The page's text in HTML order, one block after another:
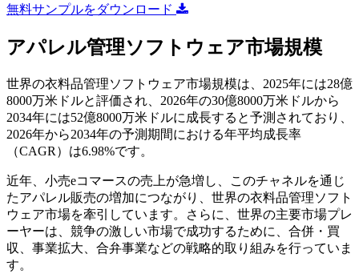
無料サンプルをダウンロード
アパレル管理ソフトウェア市場規模
世界の衣料品管理ソフトウェア市場規模は、2025年には28億
8000万米ドルと評価され、2026年の30億8000万米ドルから
2034年には52億8000万米ドルに成長すると予測されており、
2026年から2034年の予測期間における年平均成長率
（CAGR）は6.98%です。
近年、小売eコマースの売上が急増し、このチャネルを通じ
たアパレル販売の増加につながり、世界の衣料品管理ソフト
ウェア市場を牽引しています。さらに、世界の主要市場プレ
ーヤーは、競争の激しい市場で成功するために、合併・買
収、事業拡大、合弁事業などの戦略的取り組みを行っていま
す。